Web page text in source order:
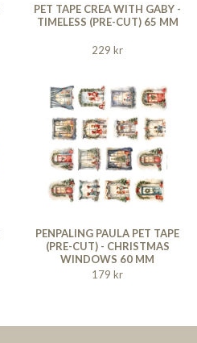
PET TAPE CREA WITH GABY -
TIMELESS (PRE-CUT) 65 MM
229 kr
PENPALING PAULA PET TAPE
(PRE-CUT) - CHRISTMAS
WINDOWS 60 MM
179 kr